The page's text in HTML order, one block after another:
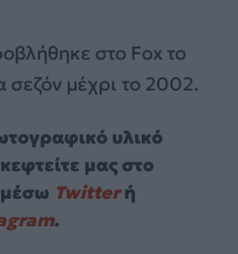
στο Fox το
σεζόν μέχρι το 2002.
υλικό
μας στο
μέσω Twitterή
.